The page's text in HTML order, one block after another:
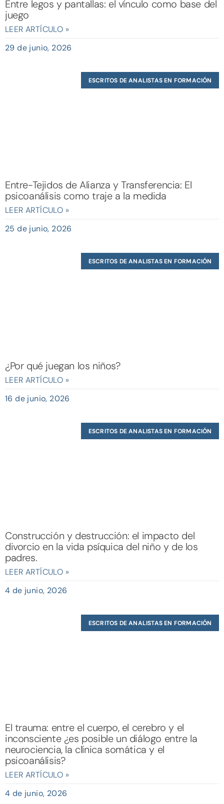
Entre legos y pantallas: el vínculo como base del
juego
LEER ARTÍCULO »
29 de junio, 2026
ESCRITOS DE ANALISTAS EN FORMACIÓN
Entre-Tejidos de Alianza y Transferencia: El
psicoanálisis como traje a la medida
LEER ARTÍCULO »
25 de junio, 2026
ESCRITOS DE ANALISTAS EN FORMACIÓN
¿Por qué juegan los niños?
LEER ARTÍCULO »
16 de junio, 2026
ESCRITOS DE ANALISTAS EN FORMACIÓN
Construcción y destrucción: el impacto del
divorcio en la vida psíquica del niño y de los
padres.
LEER ARTÍCULO »
4 de junio, 2026
ESCRITOS DE ANALISTAS EN FORMACIÓN
El trauma: entre el cuerpo, el cerebro y el
inconsciente ¿es posible un diálogo entre la
neurociencia, la clínica somática y el
psicoanálisis?
LEER ARTÍCULO »
4 de junio, 2026